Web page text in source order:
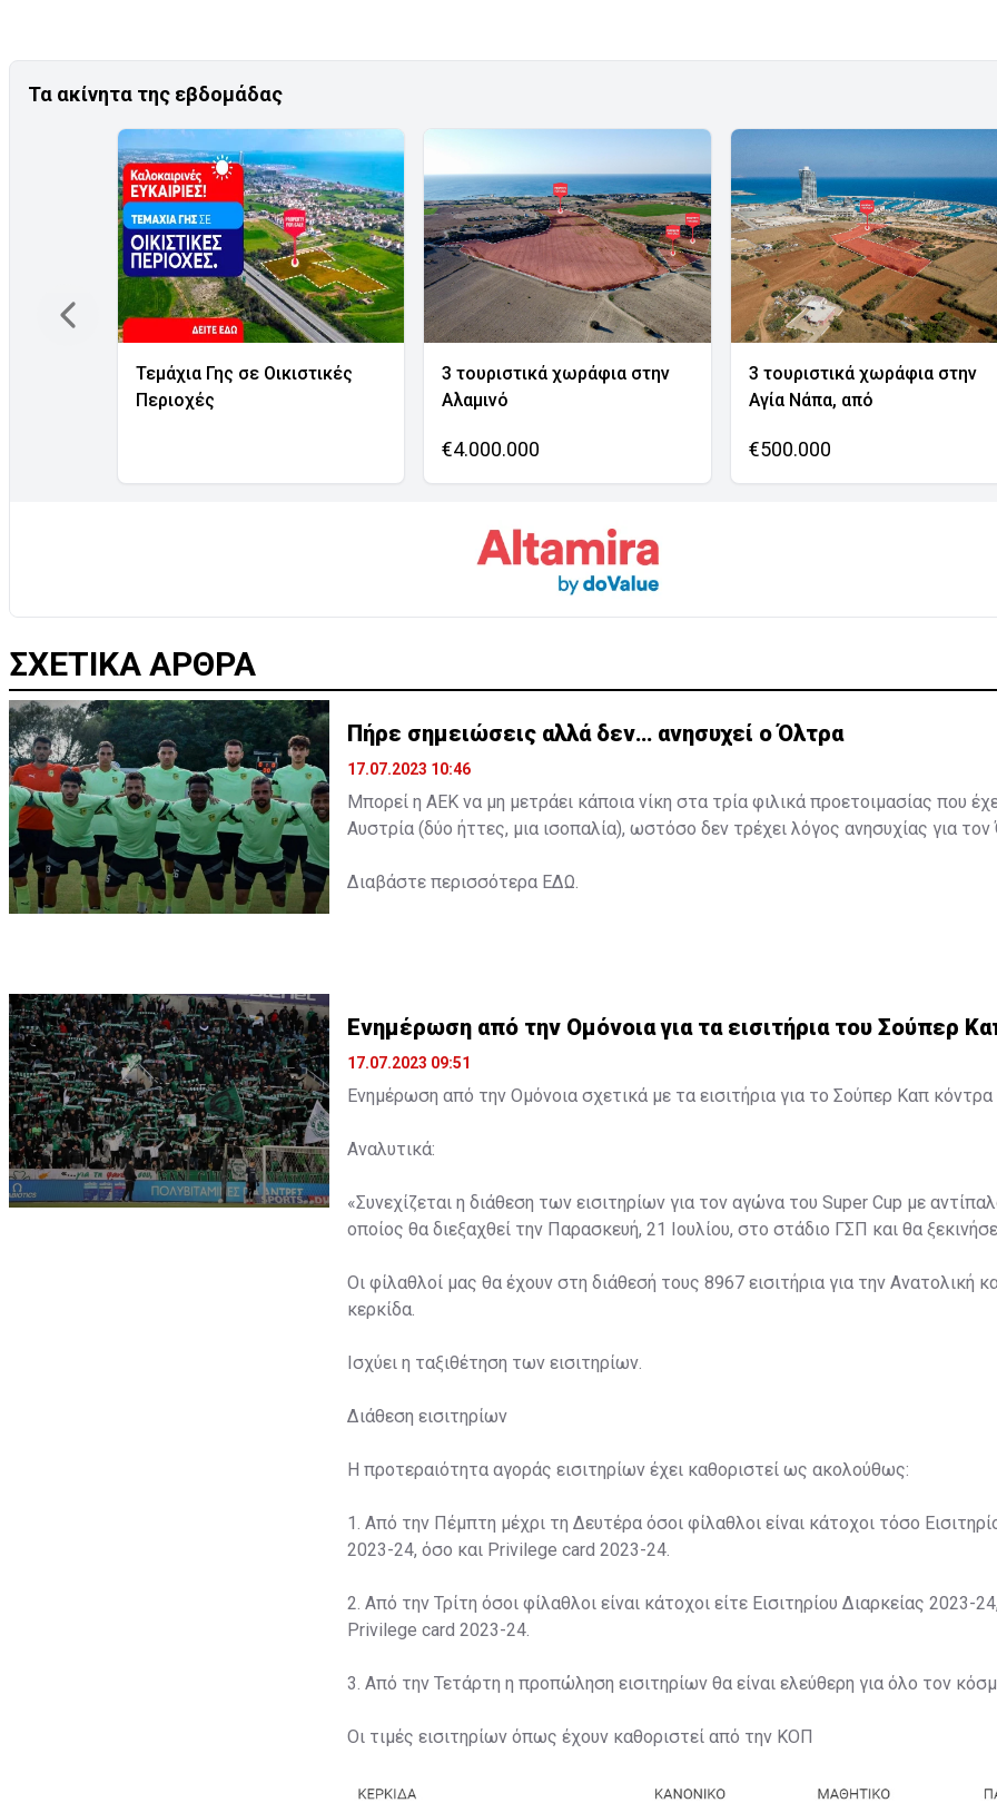
Τα ακίνητα της εβδομάδας
Τεμάχια Γης σε Οικιστικές
Περιοχές
3 τουριστικά χωράφια στην
Αλαμινό
€4.000.000
3 τουριστικά χωράφια στην
Αγία Νάπα, από
€500.000
ΣΧΕΤΙΚΑ ΑΡΘΡΑ
Πήρε σημειώσεις αλλά δεν… ανησυχεί ο Όλτρα
17.07.2023 10:46
Μπορεί η ΑΕΚ να μη μετράει κάποια νίκη στα τρία φιλικά προετοιμασίας που
Αυστρία (δύο ήττες, μια ισοπαλία), ωστόσο δεν τρέχει λόγος ανησυχίας για τον
Διαβάστε περισσότερα ΕΔΩ
Ενημέρωση από την Ομόνοια για τα εισιτήρια του Σούπερ
17.07.2023 09:51
Ενημέρωση από την Ομόνοια σχετικά με τα εισιτήρια για το Σούπερ Καπ κόντρα
Αναλυτικά:
«Συνεχίζεται η διάθεση των εισιτηρίων για τον αγώνα του Super Cup με
οποίος θα διεξαχθεί την Παρασκευή, 21 Ιουλίου, στο στάδιο ΓΣΠ και θα
Οι φίλαθλοί μας θα έχουν στη διάθεσή τους 8967 εισιτήρια για την Ανατολική
κερκίδα.
Ισχύει η ταξιθέτηση των εισιτηρίων.
Διάθεση εισιτηρίων
Η προτεραιότητα αγοράς εισιτηρίων έχει καθοριστεί ως ακολούθως:
1. Από την Πέμπτη μέχρι τη Δευτέρα όσοι φίλαθλοι είναι κάτοχοι τόσο
2023-24, όσο και Privilege card 2023-24.
2. Από την Τρίτη όσοι φίλαθλοι είναι κάτοχοι είτε Εισιτηρίου Διαρκείας 2023-
Privilege card 2023-24.
3. Από την Τετάρτη η προπώληση εισιτηρίων θα είναι ελεύθερη για όλο τον
Οι τιμές εισιτηρίων όπως έχουν καθοριστεί από την ΚΟΠ